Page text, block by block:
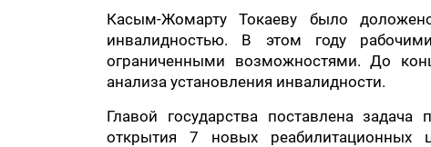
Касым-Жомарту Токаеву было
инвалидностью. В этом году
ограниченными возможностями. До
анализа установления инвалидности.
Главой государства поставлена
открытия 7 новых реабилитационных